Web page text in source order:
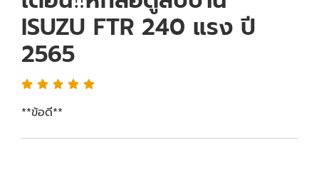
ISUZU FTR 240 แรง ปี
2565
**ข้อดี**